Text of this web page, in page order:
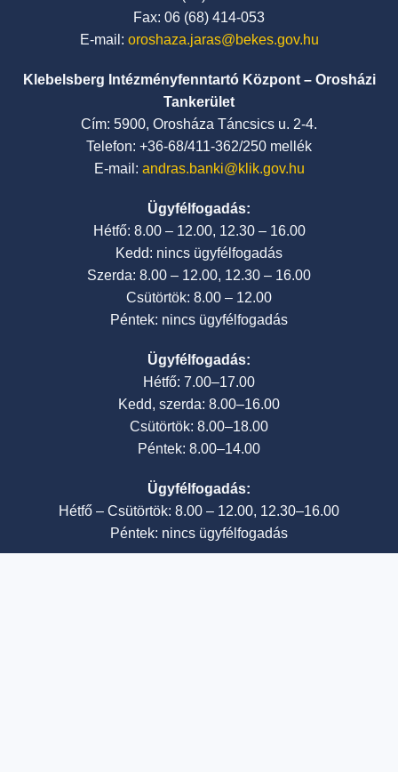
Fax: 06 (68) 414-053
E-mail: oroshaza.jaras@bekes.gov.hu
Klebelsberg Intézményfenntartó Központ – Orosházi
Tankerület
Cím: 5900, Orosháza Táncsics u. 2-4.
Telefon: +36-68/411-362/250 mellék
E-mail: andras.banki@klik.gov.hu
Ügyfélfogadás:
Hétfő: 8.00 – 12.00, 12.30 – 16.00
Kedd: nincs ügyfélfogadás
Szerda: 8.00 – 12.00, 12.30 – 16.00
Csütörtök: 8.00 – 12.00
Péntek: nincs ügyfélfogadás
Ügyfélfogadás:
Hétfő: 7.00–17.00
Kedd, szerda: 8.00–16.00
Csütörtök: 8.00–18.00
Péntek: 8.00–14.00
Ügyfélfogadás:
Hétfő – Csütörtök: 8.00 – 12.00, 12.30–16.00
Péntek: nincs ügyfélfogadás